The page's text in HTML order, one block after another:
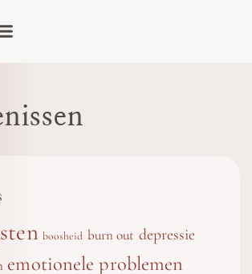
boosheid burn out depressie
emotionele problemen